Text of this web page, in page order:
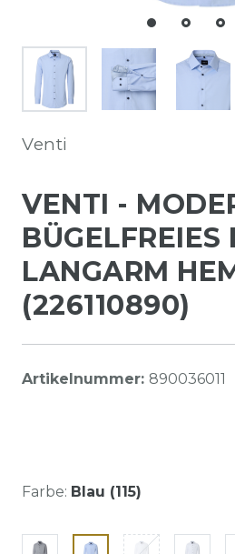
Venti
VENTI -
BÜGELFREIES
LANGARM
(226110890)
Artikelnummer: 890036011
Farbe: Blau (115)